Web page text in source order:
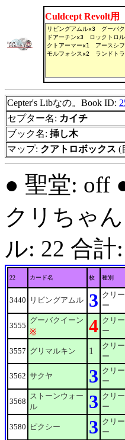
Culdcept Revolt用
Cepter's Libなの。Book ID:
セプター名: カイチ
ブック名: 挿し木
マップ: クアトロボックス (
● 聖堂: off
クリちゃ
ル: 22 合計
22 カード名 枚 種別
3440 リビングアムル 3 クリ
ー
3555
グーバクイーン
※
4 クリ
ー
3557 グリマルキン 1
クリ
ー
3562 サクヤ 3 クリ
ー
3568
ストーンウォー
ル
3 クリ
ー
3580 ピクシー 3 クリ
ー